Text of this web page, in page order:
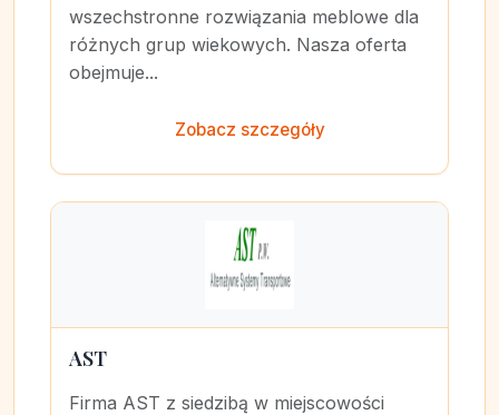
wszechstronne rozwiązania meblowe dla
różnych grup wiekowych. Nasza oferta
obejmuje...
Zobacz szczegóły
AST
Firma AST z siedzibą w miejscowości